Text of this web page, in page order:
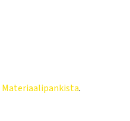
Materiaalipankista.